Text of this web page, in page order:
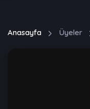
Anasayfa Üyeler